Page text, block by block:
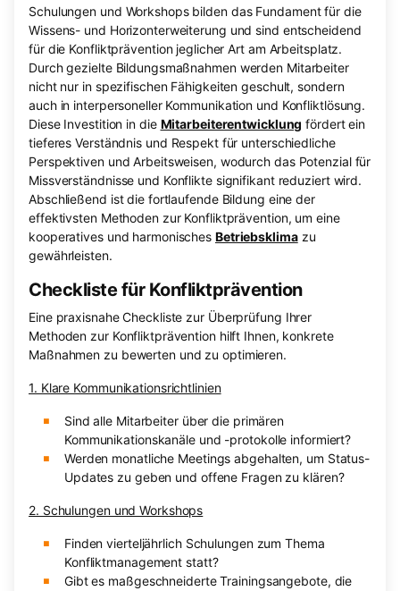
Schulungen und Workshops bilden das Fundament für die
Wissens- und Horizont­erweiterung und sind entscheidend
für die Konfliktprävention jeglicher Art am Arbeitsplatz.
Durch gezielte Bildungsmaßnahmen werden Mitarbeiter
nicht nur in spezifischen Fähigkeiten geschult, sondern
auch in interpersoneller Kommunikation und Konfliktlösung.
Diese Investition in die Mitarbeiterentwicklung fördert ein
tieferes Verständnis und Respekt für unterschiedliche
Perspektiven und Arbeitsweisen, wodurch das Potenzial für
Missverständnisse und Konflikte signifikant reduziert wird.
Abschließend ist die fortlaufende Bildung eine der
effektivsten Methoden zur Konfliktprävention, um eine
kooperatives und harmonisches Betriebsklimazu
gewährleisten.
Checkliste für Konfliktprävention
Eine praxisnahe Checkliste zur Überprüfung Ihrer
Methoden zur Konfliktprävention hilft Ihnen, konkrete
Maßnahmen zu bewerten und zu optimieren.
1. Klare Kommunikationsrichtlinien
Sind alle Mitarbeiter über die primären
Kommunikationskanäle und -protokolle informiert?
Werden monatliche Meetings abgehalten, um Status-
Updates zu geben und offene Fragen zu klären?
2. Schulungen und Workshops
Finden vierteljährlich Schulungen zum Thema
Konfliktmanagement statt?
Gibt es maßgeschneiderte Trainingsangebote, die